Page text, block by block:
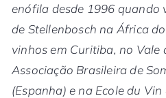
enófila desde 1996 quando
de Stellenbosch na África
vinhos em Curitiba, no Vale
Associação Brasileira de
(Espanha) e na Ecole du